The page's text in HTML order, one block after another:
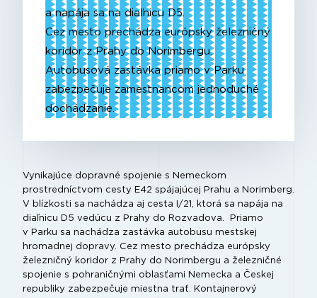
a napája sa na diaľnicu D5.
Cez mesto prechádza európsky železničný
koridor z Prahy do Norimbergu.
Autobusová zastávka priamo v Parku
zabezpečuje zamestnancom jednoduché
dochádzanie.
Vynikajúce dopravné spojenie s Nemeckom
prostredníctvom cesty E42 spájajúcej Prahu a Norimberg.
V blízkosti sa nachádza aj cesta I/21, ktorá sa napája na
diaľnicu D5 vedúcu z Prahy do Rozvadova. Priamo
v Parku sa nachádza zastávka autobusu mestskej
hromadnej dopravy. Cez mesto prechádza európsky
železničný koridor z Prahy do Norimbergu a železničné
spojenie s pohraničnými oblasťami Nemecka a Českej
republiky zabezpečuje miestna trať. Kontajnerový